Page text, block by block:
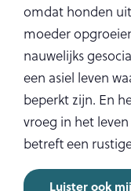
omdat honden
moeder
nauwelijks
een asiel leven
beperkt zijn. En
vroeg in het
betreft een
Luister ook